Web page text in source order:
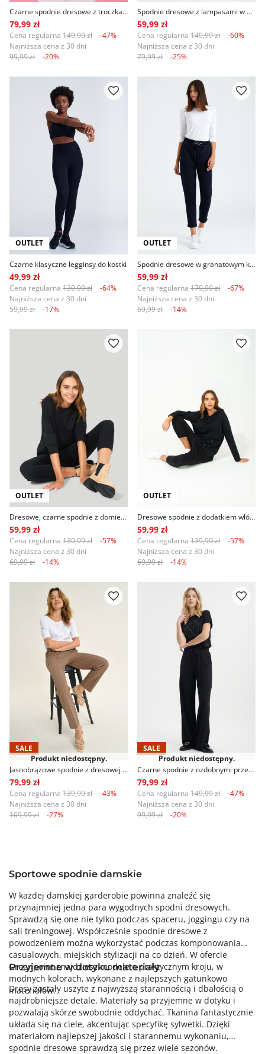
Czarne spodnie dresowe z troczkami
79,99 zł
Cena regularna 149,99 zł
-47%
Najniższa cena z 30 dni
99,99 zł
-20%
Spodnie dresowe z lampasami w panterkę
59,99 zł
Cena regularna 149,99 zł
-60%
Najniższa cena z 30 dni
79,99 zł
-25%
OUTLET
Czarne klasyczne legginsy do kostki
49,99 zł
Cena regularna 139,99 zł
-64%
Najniższa cena z 30 dni
59,99 zł
-17%
OUTLET
Spodnie dresowe w granatowym kolorze
59,99 zł
Cena regularna 179,99 zł
-67%
Najniższa cena z 30 dni
69,99 zł
-14%
OUTLET
Dresowe, czarne spodnie z domieszką włókien ekologicznych
59,99 zł
Cena regularna 139,99 zł
-57%
Najniższa cena z 30 dni
69,99 zł
-14%
OUTLET
Dresowe spodnie z dodatkiem włókien ekologicznych, czarne
59,99 zł
Cena regularna 139,99 zł
-57%
Najniższa cena z 30 dni
69,99 zł
-14%
SALE
Produkt niedostępny.
Jasnobrązowe spodnie z dresowej dzianiny
79,99 zł
Cena regularna 139,99 zł
-43%
Najniższa cena z 30 dni
109,99 zł
-27%
SALE
Produkt niedostępny.
Czarne spodnie z ozdobnymi przeszyciami na przodzie
79,99 zł
Cena regularna 149,99 zł
-47%
Najniższa cena z 30 dni
99,99 zł
-20%
Sportowe spodnie damskie
W każdej damskiej garderobie powinna znaleźć się
przynajmniej jedna para wygodnych spodni dresowych.
Sprawdzą się one nie tylko podczas spaceru, joggingu czy na
sali treningowej. Współcześnie spodnie dresowe z
powodzeniem można wykorzystać podczas komponowania
casualowych, miejskich stylizacji na co dzień. W ofercie
Greenpoint znajdziesz modele o praktycznym kroju, w
modnych kolorach, wykonane z najlepszych gatunkowo
materiałów.
Przyjemne w dotyku materiały
Dresy zostały uszyte z najwyższą starannością i dbałością o
najdrobniejsze detale. Materiały są przyjemne w dotyku i
pozwalają skórze swobodnie oddychać. Tkanina fantastycznie
układa się na ciele, akcentując specyfikę sylwetki. Dzięki
materiałom najlepszej jakości i starannemu wykonaniu,
spodnie dresowe sprawdzą się przez wiele sezonów.